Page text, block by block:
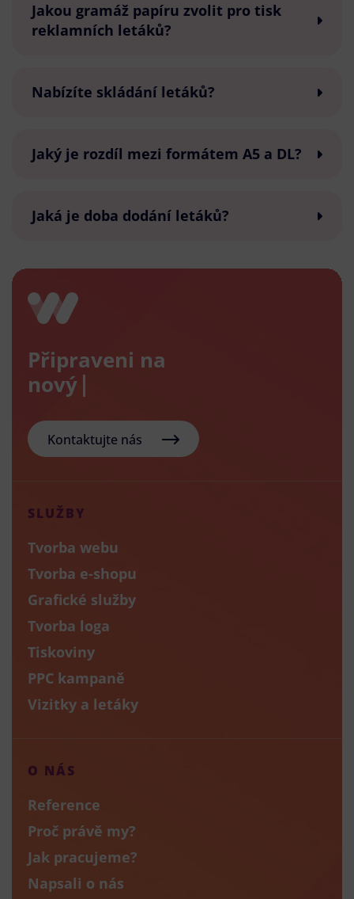
Jakou gramáž papíru zvolit pro tisk
reklamních letáků?
Nabízíte skládání letáků?
Jaký je rozdíl mezi formátem A5 a DL?
Jaká je doba dodání letáků?
Připraveni na
nový e-sho
Kontaktujte nás
SLUŽBY
Tvorba webu
Tvorba e-shopu
Grafické služby
Tvorba loga
Tiskoviny
PPC kampaně
Vizitky a letáky
O NÁS
Reference
Proč právě my?
Jak pracujeme?
Napsali o nás